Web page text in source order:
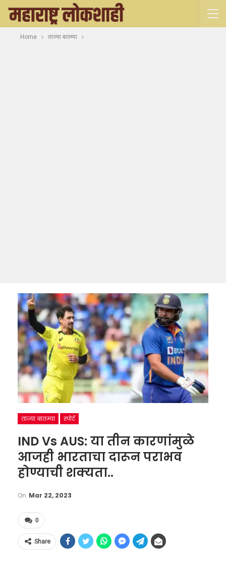
Home ताज्या बातम्या
ताज्या बातम्या स्पोर्ट
IND Vs AUS: या तीन कारणांमुळे
आजही भारताचा दारून पराभव
होण्याची शक्यता..
On Mar 22, 2023
0
Share